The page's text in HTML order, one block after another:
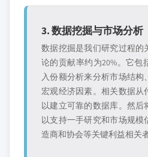
3. 数据挖掘与市场分析
数据挖掘是我们研究过程的
论的贡献率约为20%。它包
入份额分析来分析市场结
宏观经济因素。相关数据从
以建立可靠的数据库。然后
以支持一手研究和市场规模
造商和协会等关键利益相关